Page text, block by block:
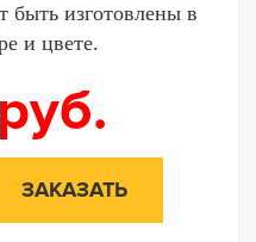
быть изготовлены в
и цвете.
руб.
ЗАКАЗАТЬ